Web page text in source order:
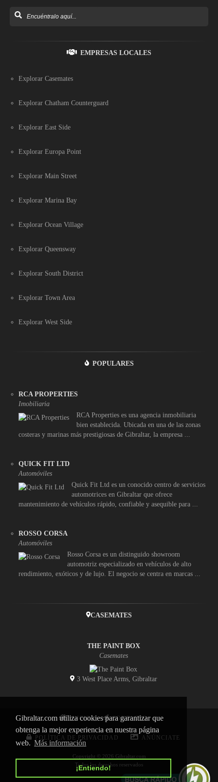
Gibraltar.com utiliza cookies para garantizar que
obtenga la mejor experiencia en nuestra página
web. Más información
¡Entiendo!
EMPRESAS LOCALES
Explorar Casemates
Explorar Chatham Counterguard
Explorar East Side
Explorar Europa Point
Explorar Main Street
Explorar Marina Bay
Explorar Ocean Village
Explorar Queensway
Explorar South District
Explorar Town Area
Explorar West Side
POPULARES
RCA PROPERTIES
Imobiliaria
RCA Properties es una agencia inmobiliaria
bien establecida. Ubicada en una de las zonas
costeras y marinas más prestigiosas de Gibraltar, la empresa ...
QUICK FIT LTD
Automóviles
Quick Fit Ltd es un conocido centro de servicios
automotrices en Gibraltar que ofrece
mantenimiento de vehículos rápido, confiable y asequible para ...
ROSSO CORSA
Automóviles
Rosso Corsa es un distinguido showroom
automotriz especializado en vehículos de alto
rendimiento, exóticos y de lujo. El negocio se centra en marcas ...
CASEMATES
THE PAINT BOX
Casemates
3 West Place Arms, Gibraltar
INICIO CONTACTO
POLÍTICA DE PRIVACIDAD ANÚNCIATE
Copyright © 2026 Gibraltar.com
Todos los derechos reservados